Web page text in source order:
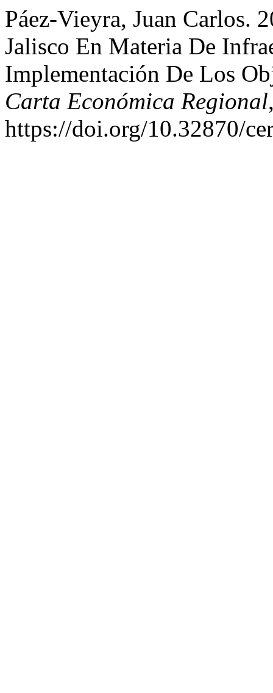
Páez-Vieyra, Juan Carlos.
Jalisco En Materia De
Implementación De Los
Carta Económica Regional
https://doi.org/10.32870/